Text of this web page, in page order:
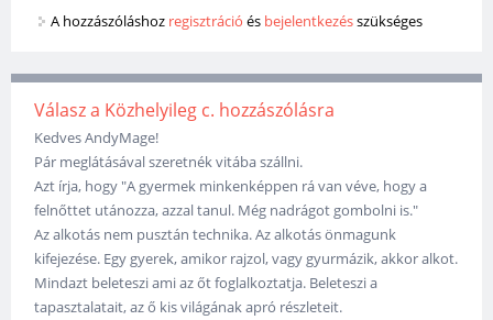
A hozzászóláshoz regisztráció és bejelentkezésszükséges
Válasz a Közhelyileg c. hozzászólásra
Kedves AndyMage!
Pár meglátásával szeretnék vitába szállni.
Azt írja, hogy "A gyermek minkenképpen rá van véve, hogy a
felnőttet utánozza, azzal tanul. Még nadrágot gombolni is."
Az alkotás nem pusztán technika. Az alkotás önmagunk
kifejezése. Egy gyerek, amikor rajzol, vagy gyurmázik, akkor alkot.
Mindazt beleteszi ami az őt foglalkoztatja. Beleteszi a
tapasztalatait, az ő kis világának apró részleteit.